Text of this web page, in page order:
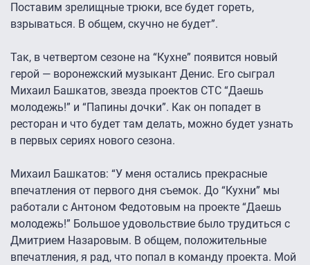
Поставим зрелищные трюки, все будет гореть,
взрываться. В общем, скучно не будет”.
Так, в четвертом сезоне на “Кухне” появится новый
герой — воронежский музыкант Денис. Его сыграл
Михаил Башкатов, звезда проектов СТС “Даешь
молодежь!” и “Папины дочки”. Как он попадет в
ресторан и что будет там делать, можно будет узнать
в первых сериях нового сезона.
Михаил Башкатов: “У меня остались прекрасные
впечатления от первого дня съемок. До “Кухни” мы
работали с Антоном Федотовым на проекте “Даешь
молодежь!” Большое удовольствие было трудиться с
Дмитрием Назаровым. В общем, положительные
впечатления, я рад, что попал в команду проекта. Мой